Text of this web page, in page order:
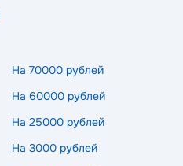
На 70000 рублей
На 60000 рублей
На 25000 рублей
На 3000 рублей